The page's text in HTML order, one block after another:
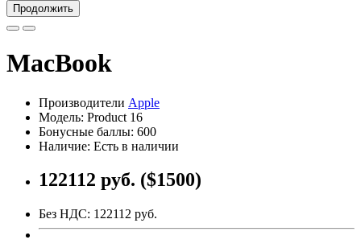
Продолжить
MacBook
Производители Apple
Модель: Product 16
Бонусные баллы: 600
Наличие: Есть в наличии
122112 руб. ($1500)
Без НДС: 122112 руб.